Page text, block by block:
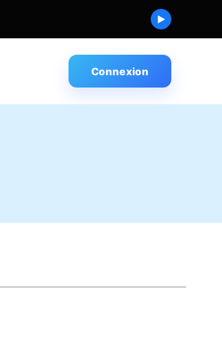
▶
Connexion